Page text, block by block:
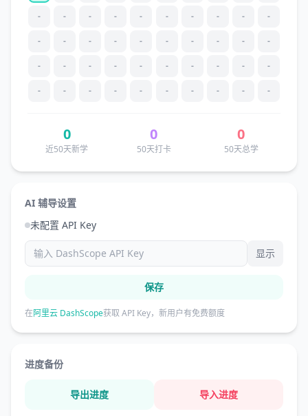
- - - - - - - - - -
- - - - - - - - - -
- - - - - - - - - -
- - - - - - - - - -
0
近50天新学
0
50天打卡
0
50天总学
AI 辅导设置
未配置 API Key
显示
保存
在阿里云 DashScope获取 API Key，新用户有免费额度
进度备份
导出进度 导入进度